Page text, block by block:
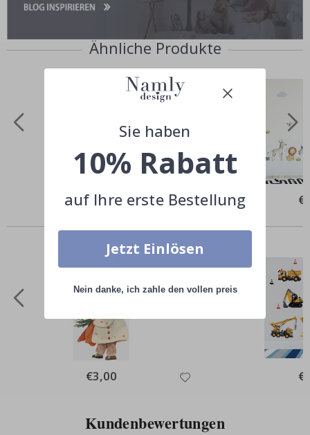
Ähnliche Produkte
Special
Price
€25,00
Special
Price
€3,00
Kundenbewertungen
Sie haben
10% Rabatt
auf Ihre erste Bestellung
Jetzt Einlösen
Nein danke, ich zahle den vollen preis